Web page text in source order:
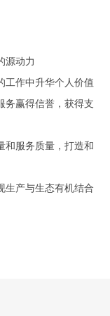
源动力
作中升华个人价值
赢得信誉，获得支
服务质量，打造和
产与生态有机结合